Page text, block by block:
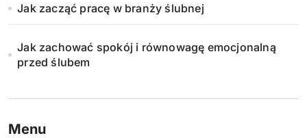
Jak zacząć pracę w branży ślubnej
Jak zachować spokój i równowagę emocjonalną
przed ślubem
Menu